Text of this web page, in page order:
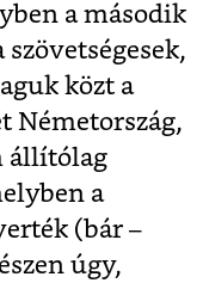
a második
közt a
Németország,
állítólag
a
(bár –
úgy,